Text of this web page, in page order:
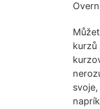
kurzů